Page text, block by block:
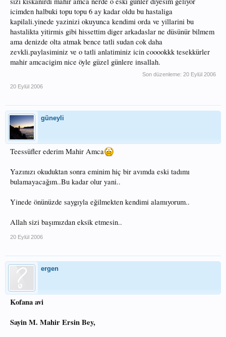
icimden halbuki topu topu 6 ay kadar oldu bu hastaliga
kapilali.yinede yazinizi okuyunca kendimi orda ve yillarini bu
hastalikta yitirmis gibi hissettim diger arkadaslar ne düsünür bilmem
ama denizde olta atmak bence tatli sudan cok daha
zevkli.paylasiminiz ve o tatli anlatiminiz icin cooookkk tesekkürler
mahir amcacigim nice öyle güzel günlere insallah.
Son düzenleme: 20 Eylül 2006
20 Eylül 2006
güneyli
Teessüfler ederim Mahir Amca
Yazınızı okuduktan sonra eminim hiç bir avımda eski tadımı
bulamayacağım..Bu kadar olur yani..
Yinede önünüzde saygıyla eğilmekten kendimi alamıyorum..
Allah sizi başımızdan eksik etmesin..
20 Eylül 2006
ergen
Kofana avi
Sayin M. Mahir Ersin Bey,